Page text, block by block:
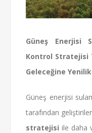
Güneş Enerjisi
Kontrol Stratejisi
Geleceğine
Güneş enerjisi
tarafından
stratejisi ile daha